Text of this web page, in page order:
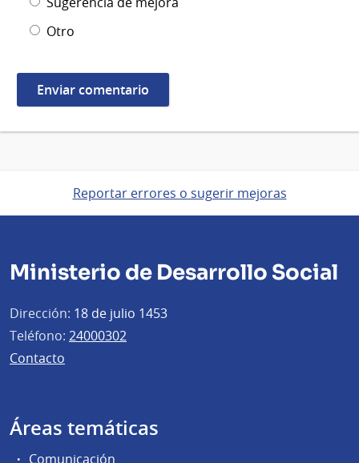
Otro
Reportar errores o sugerir mejoras
Ministerio de Desarrollo Social
Dirección: 18 de julio 1453
Teléfono: 24000302
Contacto
Áreas temáticas
Comunicación